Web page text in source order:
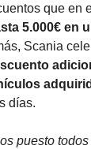
que en
5.000€ en
Scania
días.
puesto